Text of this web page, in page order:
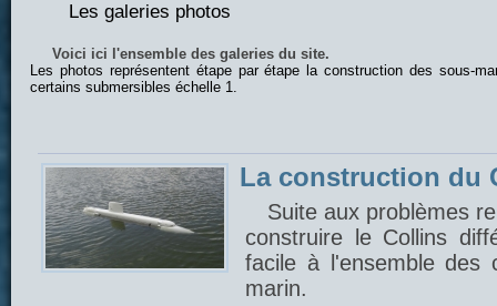
Les galeries photos
Voici ici l'ensemble des galeries du site.
Les photos représentent étape par étape la construction des sous-
certains submersibles échelle 1.
La construction du
Suite aux problèmes
construire le Collins
facile à l'ensemble des
marin.